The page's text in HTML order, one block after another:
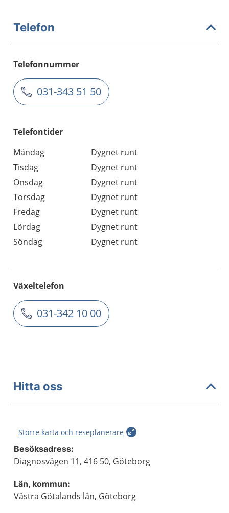
Telefon
Telefonnummer
031-343 51 50
Telefontider
Måndag
Dygnet runt
Tisdag
Dygnet runt
Onsdag
Dygnet runt
Torsdag
Dygnet runt
Fredag
Dygnet runt
Lördag
Dygnet runt
Söndag
Dygnet runt
Växeltelefon
031-342 10 00
Hitta oss
Större karta och reseplanerare
Besöksadress:
Diagnosvägen 11, 416 50, Göteborg
Län, kommun:
Västra Götalands län, Göteborg